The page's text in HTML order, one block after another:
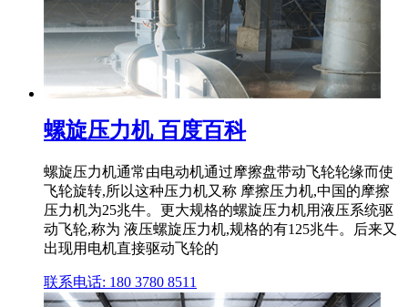
螺旋压力机 百度百科
螺旋压力机通常由电动机通过摩擦盘带动飞轮轮缘而使
飞轮旋转,所以这种压力机又称 摩擦压力机,中国的摩擦
压力机为25兆牛。更大规格的螺旋压力机用液压系统驱
动飞轮,称为 液压螺旋压力机,规格的有125兆牛。后来又
出现用电机直接驱动飞轮的
联系电话: 180 3780 8511